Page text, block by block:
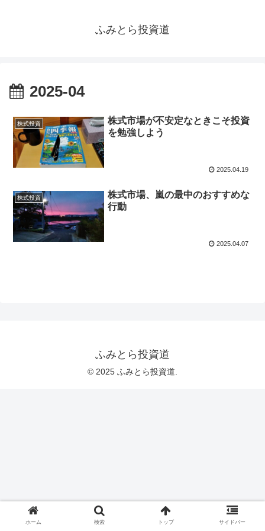
ふみとら投資道
2025-04
株式投資
株式市場が不安定なときこそ投資
を勉強しよう
2025.04.19
株式投資
株式市場、嵐の最中のおすすめな
行動
2025.04.07
ふみとら投資道
© 2025 ふみとら投資道.
ホーム 検索 トップ サイドバー